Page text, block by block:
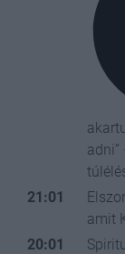
21:01
amit
20:01